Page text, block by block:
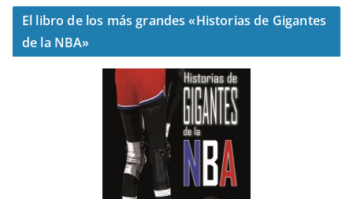
El libro de los más grandes «Historias de Gigantes
de la NBA»